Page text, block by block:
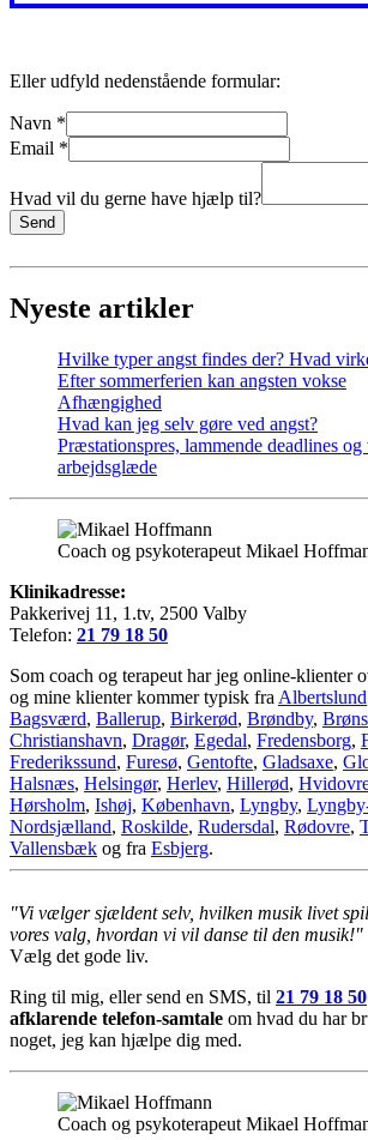
Eller udfyld nedenstående formular:
Navn *
Email *
Hvad vil du gerne have hjælp til?
Send
Nyeste artikler
Hvilke typer angst findes der? Hvad
Efter sommerferien kan angsten vokse
Afhængighed
Hvad kan jeg selv gøre ved angst?
Præstationspres, lammende deadlines
arbejdsglæde
Coach og psykoterapeut Mikael
Klinikadresse:
Pakkerivej 11, 1.tv, 2500 Valby
Telefon: 21 79 18 50
Som coach og terapeut har jeg online-klienter
og mine klienter kommer typisk fra Albertslund
Bagsværd, Ballerup, Birkerød, Brøndby,
Christianshavn, Dragør, Egedal, Fredensborg,
Frederikssund, Furesø, Gentofte, Gladsaxe,
Halsnæs, Helsingør, Herlev, Hillerød,
Hørsholm, Ishøj, København, Lyngby,
Nordsjælland, Roskilde, Rudersdal, Rødovre,
Vallensbæk og fra Esbjerg.
"Vi vælger sjældent selv, hvilken musik livet
vores valg, hvordan vi vil danse til den musik!"
Vælg det gode liv.
Ring til mig, eller send en SMS, til 21 79 18 50
afklarende telefon-samtale om hvad du har
noget, jeg kan hjælpe dig med.
Coach og psykoterapeut Mikael